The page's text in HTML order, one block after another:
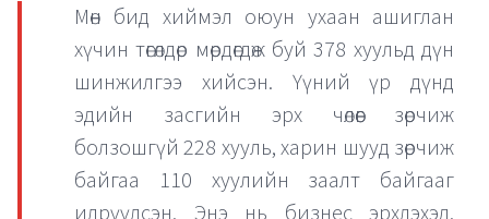
Мөн бид хиймэл оюун ухаан ашиглан
хүчин төгөлдөр мөрдөгдөж буй 378 хуульд дүн
шинжилгээ хийсэн. Үүний үр дүнд
эдийн засгийн эрх чөлөөг зөрчиж
болзошгүй 228 хууль, харин шууд зөрчиж
байгаа 110 хуулийн заалт байгааг